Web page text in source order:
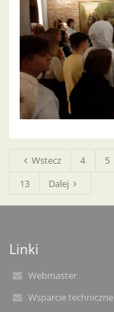
Wstecz 4 5
13
Dalej
Linki
Webmaster
Wsparcie techniczne